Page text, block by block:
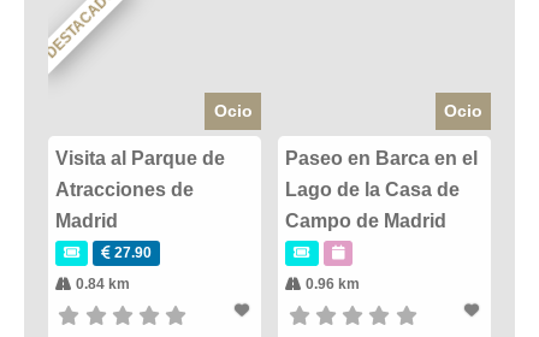
DESTACADO
Ocio
Visita al Parque de
Atracciones de
Madrid
27.90
0.84 km
Ocio
Paseo en Barca en el
Lago de la Casa de
Campo de Madrid
0.96 km